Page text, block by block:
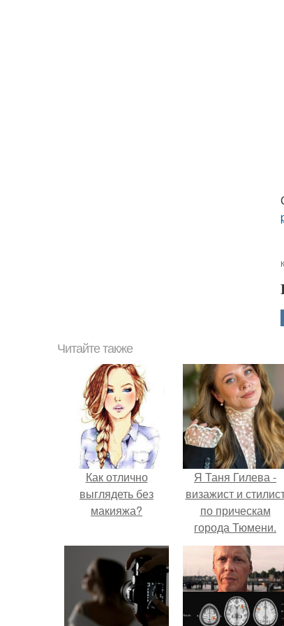
Читайте также
Как отлично
выглядеть без
макияжа?
Я Таня Гилева -
визажист и
по прическам
города Тюмени.